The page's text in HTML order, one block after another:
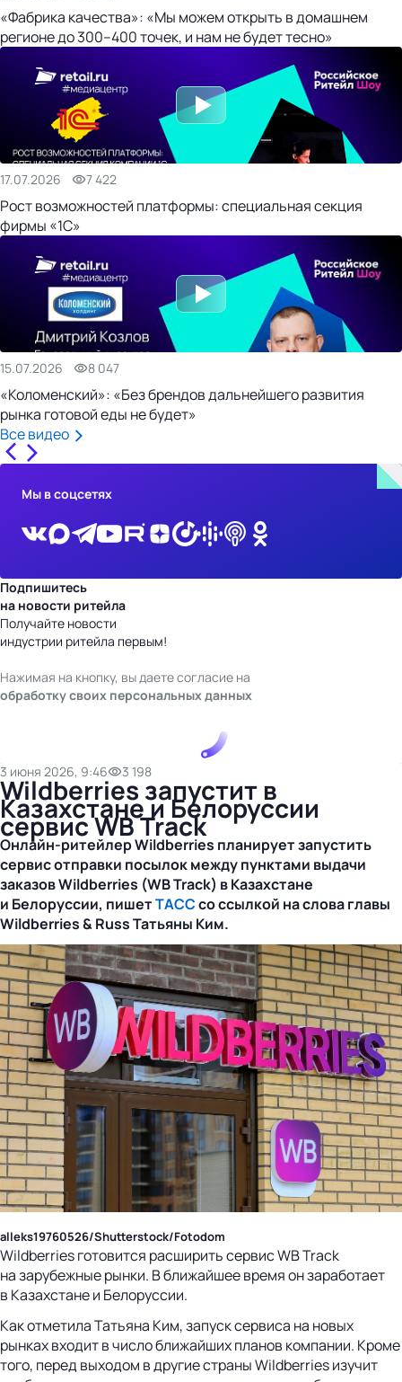
«Фабрика качества»: «Мы можем открыть в домашнем
регионе до 300–400 точек, и нам не будет тесно»
17.07.2026 7 422
Рост возможностей платформы: специальная секция
фирмы «1С»
15.07.2026 8 047
«Коломенский»: «Без брендов дальнейшего развития
рынка готовой еды не будет»
Все видео
Мы в соцсетях
Подпишитесь
на новости ритейла
Получайте новости
индустрии ритейла первым!
Нажимая на кнопку, вы даете согласие на
обработку своих персональных данных
3 июня 2026, 9:46 3 198
Wildberries запустит в
Казахстане и Белоруссии
сервис WB Track
Онлайн-ритейлерWildberries планирует запустить
сервис отправки посылок между пунктами выдачи
заказов Wildberries (WB Track) в Казахстане
и Белоруссии, пишетТАССсо ссылкой на слова главы
Wildberries & Russ Татьяны Ким.
alleks19760526/Shutterstock/Fotodom
Wildberries готовится расширить сервис WB Track
на зарубежные рынки. В ближайшее время он заработает
в Казахстане и Белоруссии.
Как отметила Татьяна Ким, запуск сервиса на новых
рынках входит в число ближайших планов компании. Кроме
того, перед выходом в другие страны Wildberries изучит